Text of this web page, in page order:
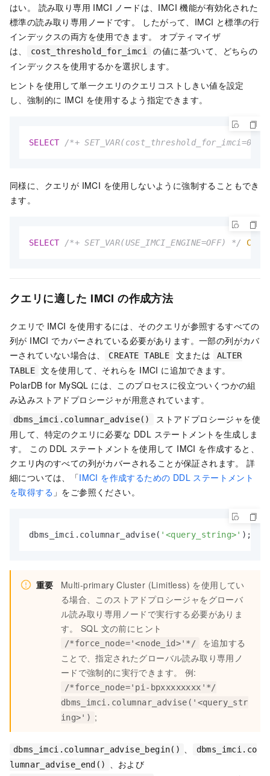
はい。 読み取り専用 IMCI ノード は、IMCI 機能が有効化された
標準の読み取り専用ノード です。 したがって、IMCI と標準の行
インデックスの両方を使用できます。 オプティマイザ
は、
cost_threshold_for_imci
の値に基づいて、どちらの
インデックスを使用するかを選択します。
ヒントを使用して単一クエリのクエリコスト しきい値を設定
し、強制的に IMCI を使用するよう指定できます。
SELECT /*+ SET_VAR(cost_threshold_for_imci=0)
同様に、クエリが IMCI を使用しないように強制することもでき
ます。
SELECT /*+ SET_VAR(USE_IMCI_ENGINE=OFF) */
クエリに適した IMCI の作成方法
クエリで IMCI を使用するには、そのクエリが参照するすべての
列が IMCI でカバーされている必要があります。一部の列がカバ
ーされていない場合は、
CREATE TABLE 文または
ALTER
TABLE
文を使用して、それらを IMCI に追加できます。
PolarDB for MySQL には、このプロセスに役立ついくつかの組
み込みストアドプロシージャが用意されています。
dbms_imci.columnar_advise()
ストアドプロシージャを使
用して、特定のクエリに必要な DDL ステートメントを生成しま
す。 この DDL ステートメントを使用して IMCI を作成すると、
クエリ内のすべての列がカバーされることが保証されます。 詳
細については、「IMCI を作成するための DDL ステートメント
を取得する 」をご参照ください。
dbms_imci.columnar_advise( '<query_string>' );
重要
Multi-primary Cluster (Limitless) を使用してい
る場合、このストアドプロシージャをグローバ
ル読み取り専用ノードで実行する必要がありま
す。 SQL 文の前にヒント
/*force_node='<node_id>'*/
を追加する
ことで、指定されたグローバル読み取り専用ノ
ードで強制的に実行できます。 例:
/*force_node='pi-bpxxxxxxxx'*/
dbms_imci.columnar_advise('<query_str
ing>') ;
dbms_imci.columnar_advise_begin()
dbms_imci.co
lumnar_advise_end()
、および